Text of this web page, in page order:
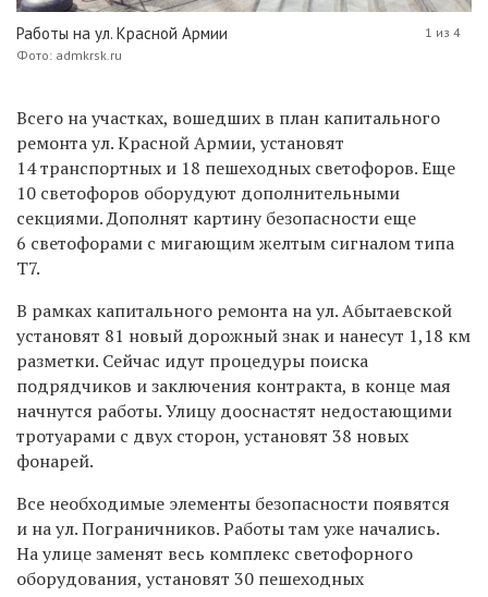
Работы на ул. Красной Армии
Фото: admkrsk.ru
1 из 4
Всего на участках, вошедших в план капитального
ремонта ул. Красной Армии, установят
14 транспортных и 18 пешеходных светофоров. Еще
10 светофоров оборудуют дополнительными
секциями. Дополнят картину безопасности еще
6 светофорами с мигающим желтым сигналом типа
Т7.
В рамках капитального ремонта на ул. Абытаевской
установят 81 новый дорожный знак и нанесут 1,18 км
разметки. Сейчас идут процедуры поиска
подрядчиков и заключения контракта, в конце мая
начнутся работы. Улицу дооснастят недостающими
тротуарами с двух сторон, установят 38 новых
фонарей.
Все необходимые элементы безопасности появятся
и на ул. Пограничников. Работы там уже начались.
На улице заменят весь комплекс светофорного
оборудования, установят 30 пешеходных